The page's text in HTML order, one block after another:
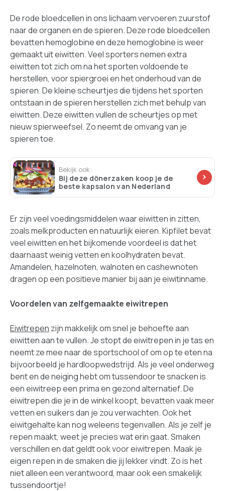
De rode bloedcellen in ons lichaam vervoeren zuurstof
naar de organen en de spieren. Deze rode bloedcellen
bevatten hemoglobine en deze hemoglobine is weer
gemaakt uit eiwitten. Veel sporters nemen extra
eiwitten tot zich om na het sporten voldoende te
herstellen, voor spiergroei en het onderhoud van de
spieren. De kleine scheurtjes die tijdens het sporten
ontstaan in de spieren herstellen zich met behulp van
eiwitten. Deze eiwitten vullen de scheurtjes op met
nieuw spierweefsel. Zo neemt de omvang van je
spieren toe.
Bekijk ook:
Bij deze dönerzaken koop je de
beste kapsalon van Nederland
Er zijn veel voedingsmiddelen waar eiwitten in zitten,
zoals melkproducten en natuurlijk eieren. Kipfilet bevat
veel eiwitten en het bijkomende voordeel is dat het
daarnaast weinig vetten en koolhydraten bevat.
Amandelen, hazelnoten, walnoten en cashewnoten
dragen op een positieve manier bij aan je eiwitinname.
Voordelen van zelfgemaakte eiwitrepen
Eiwitrepen zijn makkelijk om snel je behoefte aan
eiwitten aan te vullen. Je stopt de eiwitrepen in je tas en
neemt ze mee naar de sportschool of om op te eten na
bijvoorbeeld je hardloopwedstrijd. Als je veel onderweg
bent en de neiging hebt om tussendoor te snacken is
een eiwitreep een prima en gezond alternatief. De
eiwitrepen die je in de winkel koopt, bevatten vaak meer
vetten en suikers dan je zou verwachten. Ook het
eiwitgehalte kan nog weleens tegenvallen. Als je zelf je
repen maakt, weet je precies wat erin gaat. Smaken
verschillen en dat geldt ook voor eiwitrepen. Maak je
eigen repen in de smaken die jij lekker vindt. Zo is het
niet alleen een verantwoord, maar ook een smakelijk
tussendoortje!